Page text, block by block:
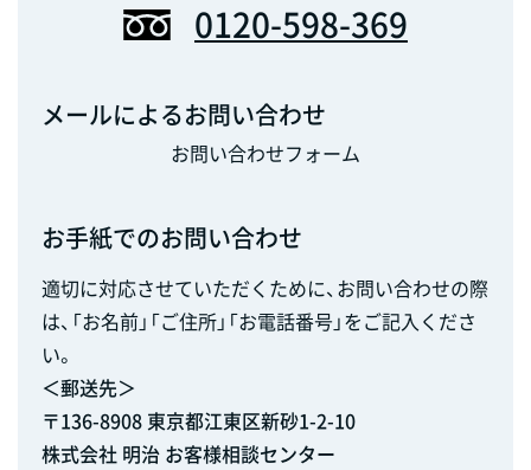
0120-598-369
メールによるお問い合わせ
お問い合わせフォーム
お手紙でのお問い合わせ
適切に対応させていただくために、お問い合わせの際
は、「お名前」「ご住所」「お電話番号」をご記入くださ
い。
＜郵送先＞
〒136-8908 東京都江東区新砂1-2-10
株式会社 明治 お客様相談センター